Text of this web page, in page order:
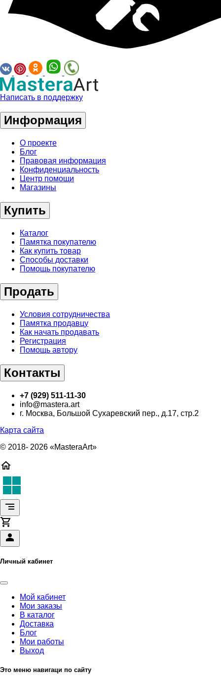
Написать в поддержку
Информация
О проекте
Блог
Правовая информация
Конфиденциальность
Центр помощи
Магазины
Купить
Каталог
Памятка покупателю
Как купить товар
Способы доставки
Помощь покупателю
Продать
Условия сотрудничества
Памятка продавцу
Как начать продавать
Регистрация
Помощь автору
Контакты
+7 (929) 511-11-30
info@mastera.art
г. Москва, Большой Сухаревский пер., д.17, стр.2
Карта сайта
© 2018- 2026 «MasteraArt»
Личный кабинет
Мой кабинет
Мои заказы
В каталог
Доставка
Блог
Мои работы
Выход
Это меню навигаци по сайту